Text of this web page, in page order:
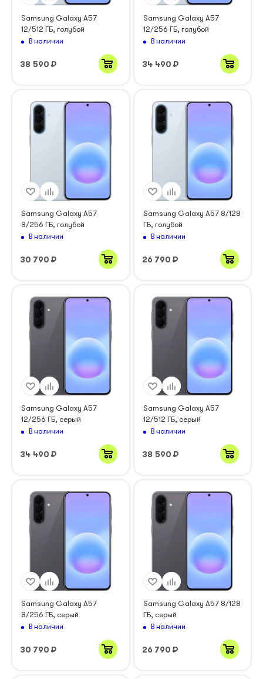
Samsung Galaxy A57
12/512 ГБ, голубой
В наличии
38 590 ₽
Samsung Galaxy A57
12/256 ГБ, голубой
В наличии
34 490 ₽
Samsung Galaxy A57
8/256 ГБ, голубой
В наличии
30 790 ₽
Samsung Galaxy A57 8/128
ГБ, голубой
В наличии
26 790 ₽
Samsung Galaxy A57
12/256 ГБ, серый
В наличии
34 490 ₽
Samsung Galaxy A57
12/512 ГБ, серый
В наличии
38 590 ₽
Samsung Galaxy A57
8/256 ГБ, серый
В наличии
30 790 ₽
Samsung Galaxy A57 8/128
ГБ, серый
В наличии
26 790 ₽